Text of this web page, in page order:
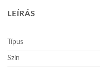
LEÍRÁS
Típus
Szín